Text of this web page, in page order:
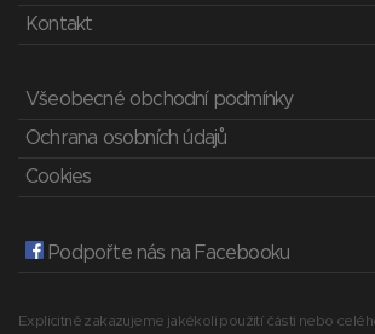
Kontakt
Všeobecné obchodní podmínky
Ochrana osobních údajů
Cookies
Podpořte nás na Facebooku
Explicitně zakazujeme jakékoli použití části nebo